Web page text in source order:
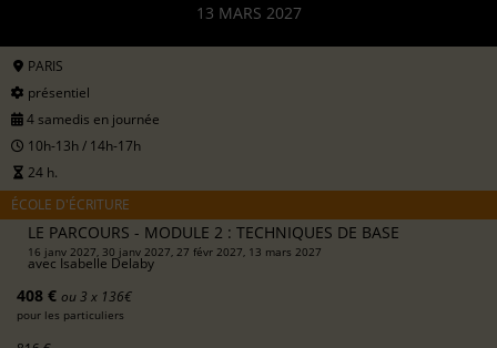
13 MARS 2027
PARIS
présentiel
4 samedis en journée
10h-13h / 14h-17h
24 h.
ÉCOLE D'ÉCRITURE
LE PARCOURS - MODULE 2 : TECHNIQUES DE BASE
16 janv 2027, 30 janv 2027, 27 févr 2027, 13 mars 2027
avec Isabelle Delaby
408 € ou 3 x 136€
pour les particuliers